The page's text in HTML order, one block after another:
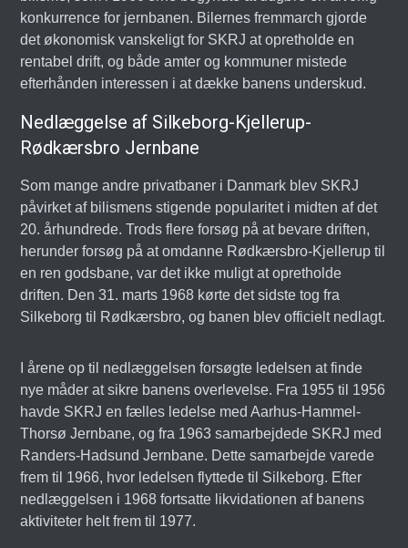
konkurrence for jernbanen. Bilernes fremmarch gjorde
det økonomisk vanskeligt for SKRJ at opretholde en
rentabel drift, og både amter og kommuner mistede
efterhånden interessen i at dække banens underskud.
Nedlæggelse af Silkeborg-Kjellerup-
Rødkærsbro Jernbane
Som mange andre privatbaner i Danmark blev SKRJ
påvirket af bilismens stigende popularitet i midten af det
20. århundrede. Trods flere forsøg på at bevare driften,
herunder forsøg på at omdanne Rødkærsbro-Kjellerup til
en ren godsbane, var det ikke muligt at opretholde
driften. Den 31. marts 1968 kørte det sidste tog fra
Silkeborg til Rødkærsbro, og banen blev officielt nedlagt.
I årene op til nedlæggelsen forsøgte ledelsen at finde
nye måder at sikre banens overlevelse. Fra 1955 til 1956
havde SKRJ en fælles ledelse med Aarhus-Hammel-
Thorsø Jernbane, og fra 1963 samarbejdede SKRJ med
Randers-Hadsund Jernbane. Dette samarbejde varede
frem til 1966, hvor ledelsen flyttede til Silkeborg. Efter
nedlæggelsen i 1968 fortsatte likvidationen af banens
aktiviteter helt frem til 1977.